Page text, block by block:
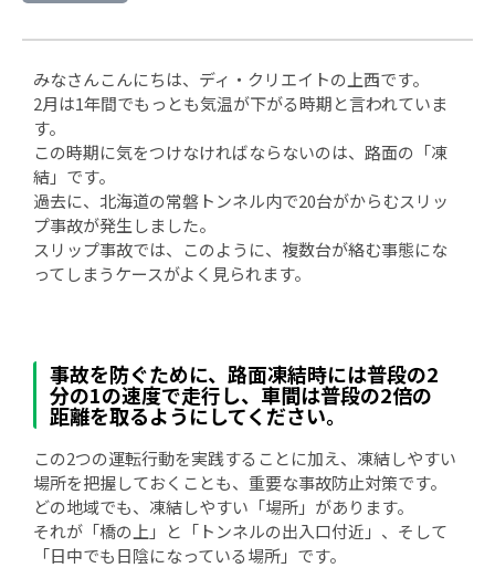
みなさんこんにちは、ディ・クリエイトの上西です。
2月は1年間でもっとも気温が下がる時期と言われていま
す。
この時期に気をつけなければならないのは、路面の「凍
結」です。
過去に、北海道の常磐トンネル内で20台がからむスリッ
プ事故が発生しました。
スリップ事故では、このように、複数台が絡む事態にな
ってしまうケースがよく見られます。
事故を防ぐために、路面凍結時には普段の2
分の1の速度で走行し、車間は普段の2倍の
距離を取るようにしてください。
この2つの運転行動を実践することに加え、凍結しやすい
場所を把握しておくことも、重要な事故防止対策です。
どの地域でも、凍結しやすい「場所」があります。
それが「橋の上」と「トンネルの出入口付近」、そして
「日中でも日陰になっている場所」です。